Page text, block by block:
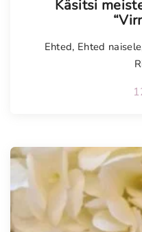
Käsitsi
Ehted, Ehted naisele